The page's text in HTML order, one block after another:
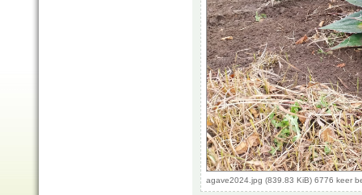
agave2024.jpg (839.83 KiB) 6776 keer